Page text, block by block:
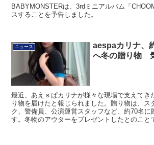
BABYMONSTERは、3rdミニアルバム「
スすることを予告しました。
ニュース
aespaカリナ、
へ冬の贈り物
最近、あえｓぱカリナが様々な現場で支えてき
り物を届けたと報じられました。贈り物は、ス
ク、警備員、公演運営スタッフなど、約70名に
す。冬物のアウターをプレゼントしたとのこと